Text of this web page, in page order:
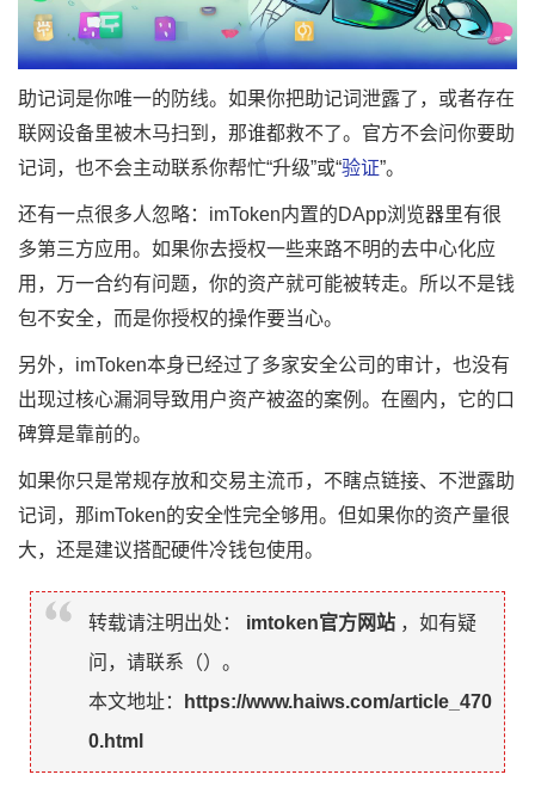
助记词是你唯一的防线。如果你把助记词泄露了，或者存在
联网设备里被木马扫到，那谁都救不了。官方不会问你要助
记词，也不会主动联系你帮忙“升级”或“验证”。
还有一点很多人忽略：imToken内置的DApp浏览器里有很
多第三方应用。如果你去授权一些来路不明的去中心化应
用，万一合约有问题，你的资产就可能被转走。所以不是钱
包不安全，而是你授权的操作要当心。
另外，imToken本身已经过了多家安全公司的审计，也没有
出现过核心漏洞导致用户资产被盗的案例。在圈内，它的口
碑算是靠前的。
如果你只是常规存放和交易主流币，不瞎点链接、不泄露助
记词，那imToken的安全性完全够用。但如果你的资产量很
大，还是建议搭配硬件冷钱包使用。
转载请注明出处： imtoken官方网站 ，如有疑
问，请联系（）。
本文地址：
https://www.haiws.com/article_470
0.html